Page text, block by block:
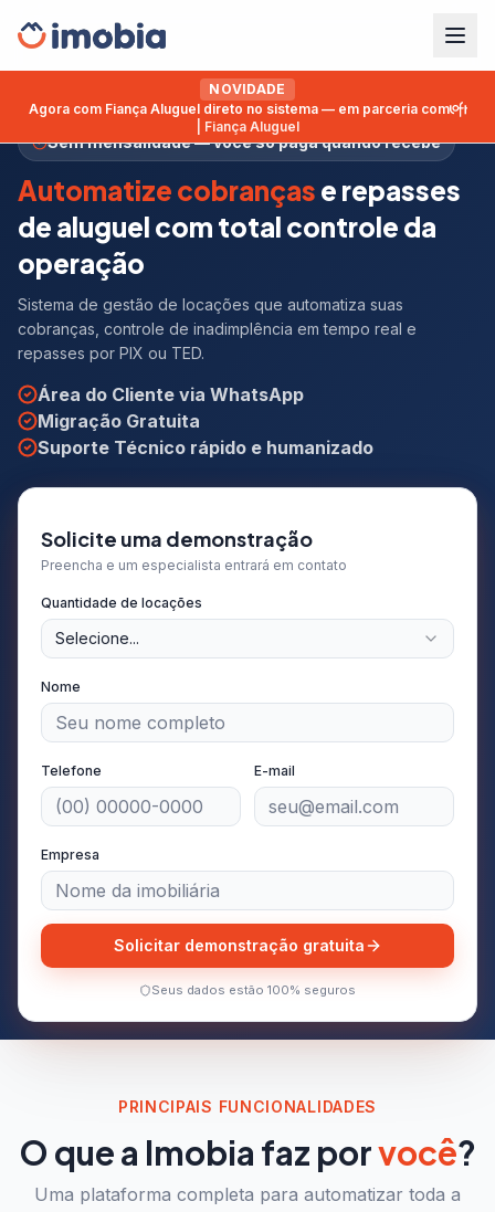
NOVIDADE
Agora com Fiança Aluguel direto no sistema — em parceria com
| Fiança Aluguel
Sem mensalidade — você só paga quando recebe
Automatize cobranças e repasses
de aluguel com total controle da
operação
Sistema de gestão de locações que automatiza suas
cobranças, controle de inadimplência em tempo real e
repasses por PIX ou TED.
Área do Cliente via WhatsApp
Migração Gratuita
Suporte Técnico rápido e humanizado
Solicite uma demonstração
Preencha e um especialista entrará em contato
Quantidade de locações
Selecione...
Nome
Telefone E-mail
Empresa
Solicitar demonstração gratuita
Seus dados estão 100% seguros
PRINCIPAIS FUNCIONALIDADES
O que a Imobia faz porvocê?
Uma plataforma completa para automatizar toda a